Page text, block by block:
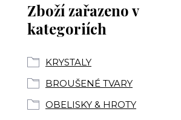
Zboží zařazeno v
kategoriích
KRYSTALY
BROUŠENÉ TVARY
OBELISKY & HROTY